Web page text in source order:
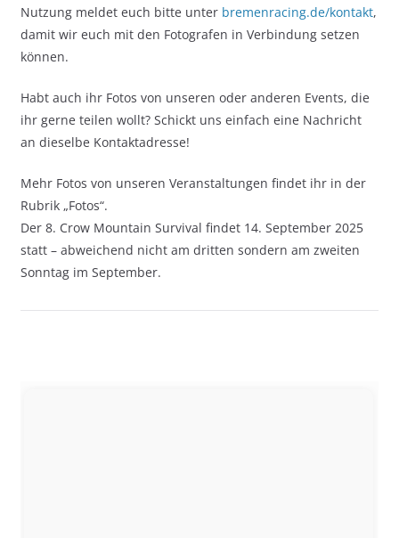
Nutzung meldet euch bitte unter bremenracing.de/kontakt,
damit wir euch mit den Fotografen in Verbindung setzen
können.
Habt auch ihr Fotos von unseren oder anderen Events, die
ihr gerne teilen wollt? Schickt uns einfach eine Nachricht
an dieselbe Kontaktadresse!
Mehr Fotos von unseren Veranstaltungen findet ihr in der
Rubrik „Fotos“.
Der 8. Crow Mountain Survival findet 14. September 2025
statt – abweichend nicht am dritten sondern am zweiten
Sonntag im September.